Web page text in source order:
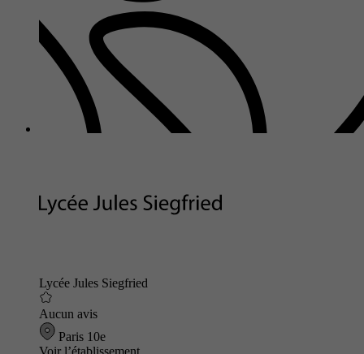
Lycée Jules Siegfried
Aucun avis
Paris 10e
Voir l’établissement